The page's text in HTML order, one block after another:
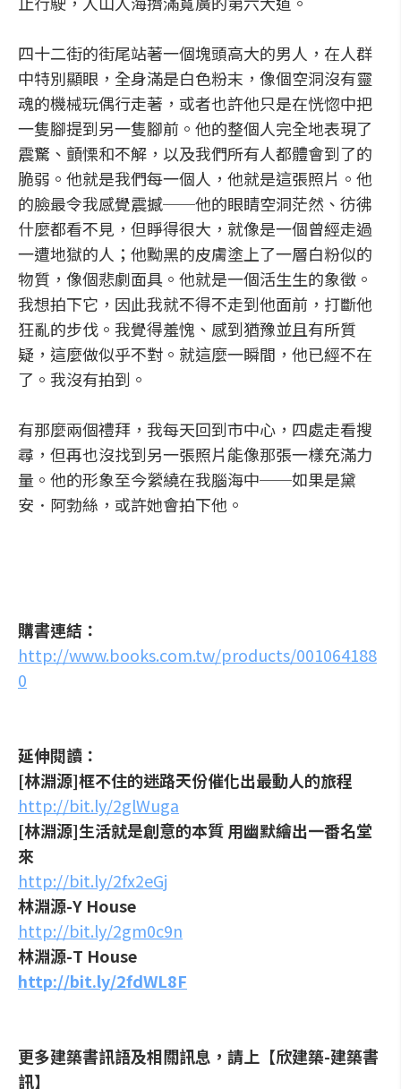
四十二街的街尾站著一個塊頭高大的男人，在人群
中特別顯眼，全身滿是白色粉末，像個空洞沒有靈
魂的機械玩偶行走著，或者也許他只是在恍惚中把
一隻腳提到另一隻腳前。他的整個人完全地表現了
震驚、顫慄和不解，以及我們所有人都體會到了的
脆弱。他就是我們每一個人，他就是這張照片。他
的臉最令我感覺震撼──他的眼睛空洞茫然、彷彿
什麼都看不見，但睜得很大，就像是一個曾經走過
一遭地獄的人；他黝黑的皮膚塗上了一層白粉似的
物質，像個悲劇面具。他就是一個活生生的象徵。
我想拍下它，因此我就不得不走到他面前，打斷他
狂亂的步伐。我覺得羞愧、感到猶豫並且有所質
疑，這麼做似乎不對。就這麼一瞬間，他已經不在
了。我沒有拍到。
有那麼兩個禮拜，我每天回到市中心，四處走看搜
尋，但再也沒找到另一張照片能像那張一樣充滿力
量。他的形象至今縈繞在我腦海中──如果是黛
安．阿勃絲，或許她會拍下他。
購書連結：
http://www.books.com.tw/products/001064188
0
延伸閱讀：
[林淵源]框不住的迷路天份催化出最動人的旅程
http://bit.ly/2glWuga
[林淵源]生活就是創意的本質 用幽默繪出一番名堂
來
http://bit.ly/2fx2eGj
林淵源-Y House
http://bit.ly/2gm0c9n
林淵源-T House
http://bit.ly/2fdWL8F
更多建築書訊語及相關訊息，請上【欣建築-建築書
訊】